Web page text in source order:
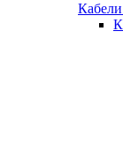
Кабели